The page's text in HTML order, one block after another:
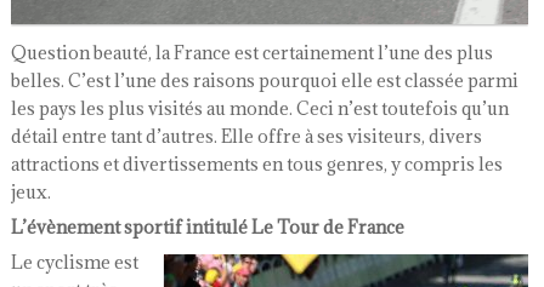
Question beauté, la France est certainement l’une des plus
belles. C’est l’une des raisons pourquoi elle est classée parmi
les pays les plus visités au monde. Ceci n’est toutefois qu’un
détail entre tant d’autres. Elle offre à ses visiteurs, divers
attractions et divertissements en tous genres, y compris les
jeux.
L’évènement sportif intitulé Le Tour de France
Le cyclisme est